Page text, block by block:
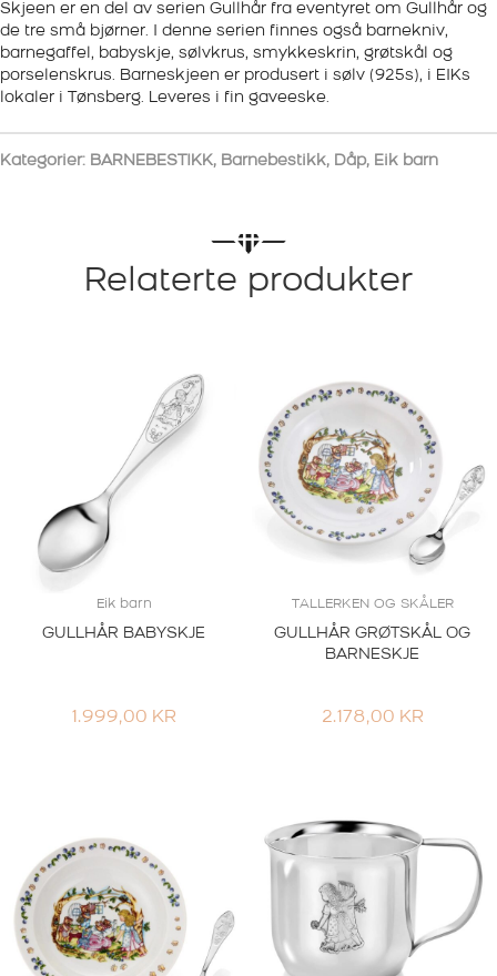
Skjeen er en del av serien Gullhår fra eventyret om Gullhår og
de tre små bjørner. I denne serien finnes også barnekniv,
barnegaffel, babyskje, sølvkrus, smykkeskrin, grøtskål og
porselenskrus. Barneskjeen er produsert i sølv (925s), i EIKs
lokaler i Tønsberg. Leveres i fin gaveeske.
Kategorier: BARNEBESTIKK, Barnebestikk, Dåp, Eik barn
Relaterte produkter
Eik barn
GULLHÅR BABYSKJE
1.999,00 KR
TALLERKEN OG SKÅLER
GULLHÅR GRØTSKÅL OG
BARNESKJE
2.178,00 KR